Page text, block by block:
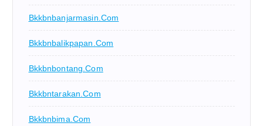
Bkkbnbanjarmasin.com
Bkkbnbalikpapan.com
Bkkbnbontang.com
Bkkbntarakan.com
Bkkbnbima.com